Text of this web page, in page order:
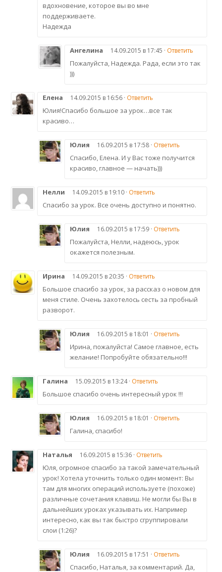
вдохновение, которое вы во мне
поддерживаете.
Надежда
Ангелина 14.09.2015 в 17:45 · Ответить
Пожалуйста, Надежда. Рада, если это так
)))
Елена 14.09.2015 в 16:56 · Ответить
Юлия!Спасибо большое за урок…все так
красиво…
Юлия 16.09.2015 в 17:58 · Ответить
Спасибо, Елена. И у Вас тоже получится
красиво, главное — начать)))
Нелли 14.09.2015 в 19:10 · Ответить
Спасибо за урок. Все очень доступно и понятно.
Юлия 16.09.2015 в 17:59 · Ответить
Пожалуйста, Нелли, надеюсь, урок
окажется полезным.
Ирина 14.09.2015 в 20:35 · Ответить
Большое спасибо за урок, за рассказ о новом для
меня стиле. Очень захотелось сесть за пробный
разворот.
Юлия 16.09.2015 в 18:01 · Ответить
Ирина, пожалуйста! Самое главное, есть
желание! Попробуйте обязательно!!!
Галина 15.09.2015 в 13:24 · Ответить
Большое спасибо очень интересный урок !!!
Юлия 16.09.2015 в 18:01 · Ответить
Галина, спасибо!
Наталья 16.09.2015 в 15:36 · Ответить
Юля, огромное спасибо за такой замечательный
урок! Хотела уточнить только один момент: Вы
там для многих операций используете (похоже)
различные сочетания клавиш. Не могли бы Вы в
дальнейших уроках указывать их. Например
интересно, как вы так быстро сгруппировали
слои (1:26)?
Юлия 16.09.2015 в 17:51 · Ответить
Спасибо, Наталья, за комментарий. Да,